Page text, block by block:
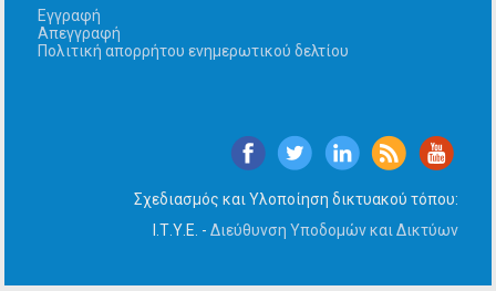
Εγγραφή
Απεγγραφή
Πολιτική απορρήτου ενημερωτικού δελτίου
Σχεδιασμός και Υλοποίηση δικτυακού τόπου:
Ι.Τ.Υ.Ε. - Διεύθυνση Υποδομών και Δικτύων